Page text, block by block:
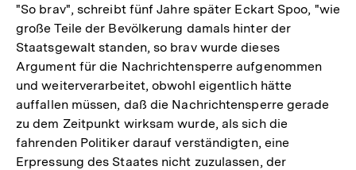
"So brav", schreibt fünf Jahre später Eckart Spoo, "wie
große Teile der Bevölkerung damals hinter der
Staatsgewalt standen, so brav wurde dieses
Argument für die Nachrichtensperre aufgenommen
und weiterverarbeitet, obwohl eigentlich hätte
auffallen müssen, daß die Nachrichtensperre gerade
zu dem Zeitpunkt wirksam wurde, als sich die
fahrenden Politiker darauf verständigten, eine
Erpressung des Staates nicht zuzulassen, der